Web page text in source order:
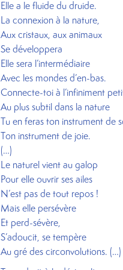
Elle a le fluide du druide.
La connexion à la nature,
Aux cristaux, aux animaux
Se développera
Elle sera l’intermédiaire
Avec les mondes d’en-bas.
Connecte-toi à l’infiniment
Au plus subtil dans la nature
Tu en feras ton instrument de
Ton instrument de joie.
(…)
Le naturel vient au galop
Pour elle ouvrir ses ailes
N’est pas de tout repos !
Mais elle persévère
Et perd-sévère,
S’adoucit, se tempère
Au gré des circonvolutions. (…)